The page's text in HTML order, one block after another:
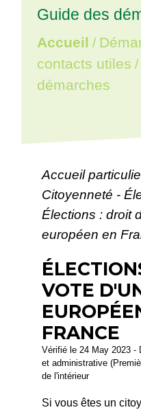
Guide des
Accueil /
contacts utiles /
démarches
Accueil
Citoyenneté -
Élections : droit
européen en
VOTE
FRANCE
Vérifié le 24 May 2023 -
et administrative
de l'intérieur
Si vous êtes un